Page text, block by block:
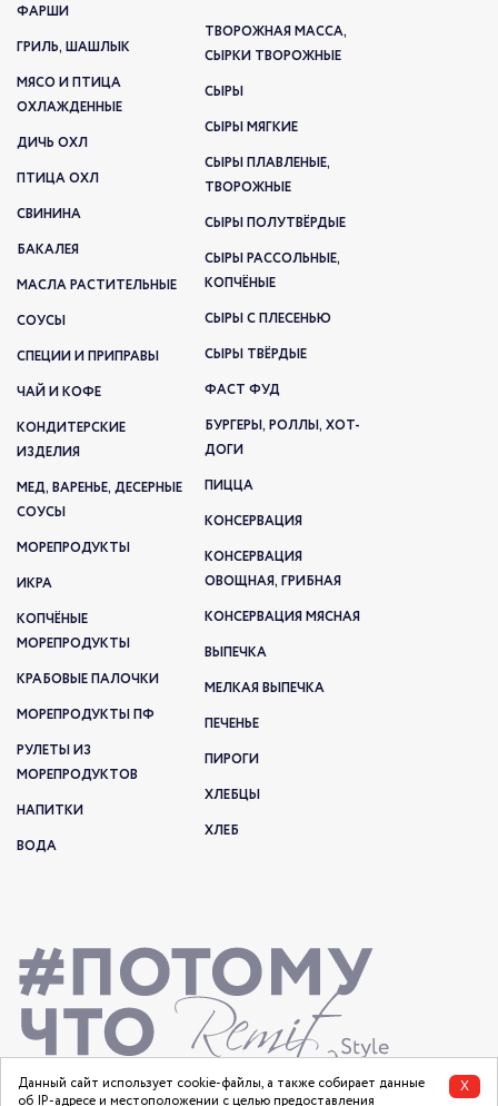
ФАРШИ
ГРИЛЬ, ШАШЛЫК
МЯСО И ПТИЦА
ОХЛАЖДЕННЫЕ
ДИЧЬ ОХЛ
ПТИЦА ОХЛ
СВИНИНА
БАКАЛЕЯ
МАСЛА РАСТИТЕЛЬНЫЕ
СОУСЫ
СПЕЦИИ И ПРИПРАВЫ
ЧАЙ И КОФЕ
КОНДИТЕРСКИЕ
ИЗДЕЛИЯ
МЕД, ВАРЕНЬЕ, ДЕСЕРНЫЕ
СОУСЫ
МОРЕПРОДУКТЫ
ИКРА
КОПЧЁНЫЕ
МОРЕПРОДУКТЫ
КРАБОВЫЕ ПАЛОЧКИ
МОРЕПРОДУКТЫ ПФ
РУЛЕТЫ ИЗ
МОРЕПРОДУКТОВ
НАПИТКИ
ВОДА
ТВОРОЖНАЯ МАССА,
СЫРКИ ТВОРОЖНЫЕ
СЫРЫ
СЫРЫ МЯГКИЕ
СЫРЫ ПЛАВЛЕНЫЕ,
ТВОРОЖНЫЕ
СЫРЫ ПОЛУТВЁРДЫЕ
СЫРЫ РАССОЛЬНЫЕ,
КОПЧЁНЫЕ
СЫРЫ С ПЛЕСЕНЬЮ
СЫРЫ ТВЁРДЫЕ
ФАСТ ФУД
БУРГЕРЫ, РОЛЛЫ, ХОТ-
ДОГИ
ПИЦЦА
КОНСЕРВАЦИЯ
КОНСЕРВАЦИЯ
ОВОЩНАЯ, ГРИБНАЯ
КОНСЕРВАЦИЯ МЯСНАЯ
ВЫПЕЧКА
МЕЛКАЯ ВЫПЕЧКА
ПЕЧЕНЬЕ
ПИРОГИ
ХЛЕБЦЫ
ХЛЕБ
X
Данный сайт использует cookie-файлы, а также собирает данные
об IP-адресе и местоположении с целью предоставления